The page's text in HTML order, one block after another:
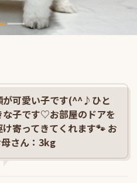
が可愛い子です(^^♪ひと
な子です♡お部屋のドアを
寄ってきてくれます🐾 お
さん：3kg